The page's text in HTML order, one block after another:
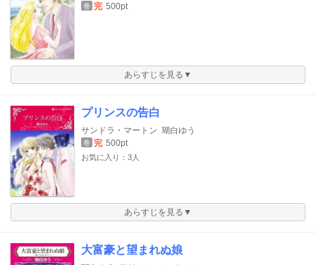
巻 完 500pt
あらすじを見る▼
プリンスの告白
サンドラ・マートン 瑚白ゆう
巻 完 500pt
お気に入り：3人
あらすじを見る▼
大富豪と望まれぬ娘